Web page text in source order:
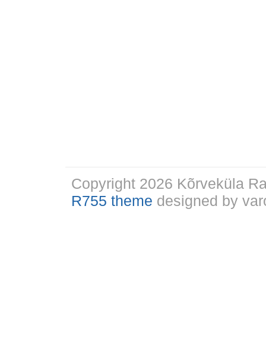
Copyright 2026 Kõrveküla
R755 theme designed by